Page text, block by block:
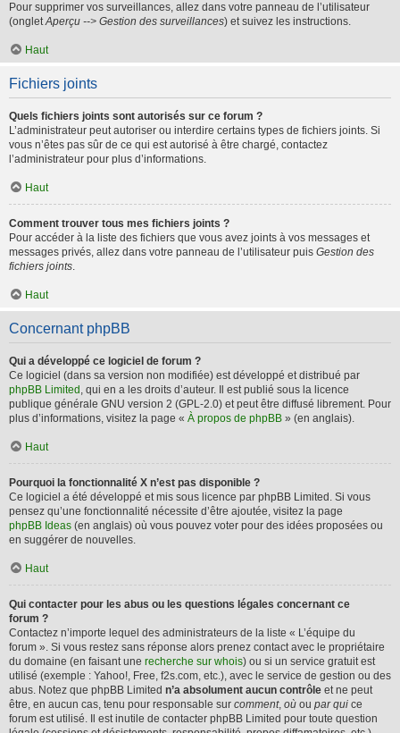
Pour supprimer vos surveillances, allez dans votre panneau de l’utilisateur
(ongletAperçu --> Gestion des surveillances) et suivez les instructions.
Haut
Fichiers joints
Quels fichiers joints sont autorisés sur ce forum ?
L’administrateur peut autoriser ou interdire certains types de fichiers joints. Si
vous n’êtes pas sûr de ce qui est autorisé à être chargé, contactez
l’administrateur pour plus d’informations.
Haut
Comment trouver tous mes fichiers joints ?
Pour accéder à la liste des fichiers que vous avez joints à vos messages et
messages privés, allez dans votre panneau de l’utilisateur puis Gestion des
fichiers joints.
Haut
Concernant phpBB
Qui a développé ce logiciel de forum ?
Ce logiciel (dans sa version non modifiée) est développé et distribué par
phpBB Limited , qui en a les droits d’auteur. Il est publié sous la licence
publique générale GNU version 2 (GPL-2.0) et peut être diffusé librement. Pour
plus d’informations, visitez la page « À propos de phpBB » (en anglais).
Haut
Pourquoi la fonctionnalité X n’est pas disponible ?
Ce logiciel a été développé et mis sous licence par phpBB Limited. Si vous
pensez qu’une fonctionnalité nécessite d’être ajoutée, visitez la page
phpBB Ideas (en anglais) où vous pouvez voter pour des idées proposées ou
en suggérer de nouvelles.
Haut
Qui contacter pour les abus ou les questions légales concernant ce
forum ?
Contactez n’importe lequel des administrateurs de la liste « L’équipe du
forum ». Si vous restez sans réponse alors prenez contact avec le propriétaire
du domaine (en faisant une recherche sur whois) ou si un service gratuit est
utilisé (exemple : Yahoo!, Free, f2s.com, etc.), avec le service de gestion ou des
abus. Notez que phpBB Limited n’a absolument aucun contrôle et ne peut
être, en aucun cas, tenu pour responsable sur comment, où ou par qui ce
forum est utilisé. Il est inutile de contacter phpBB Limited pour toute question